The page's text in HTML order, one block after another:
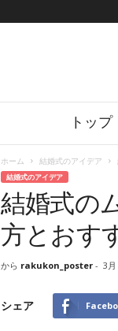
トップ
ホーム 結婚式のアイデア
結婚式のアイデア
結婚式の
方とおす
から rakukon_poster- 3月
シェア